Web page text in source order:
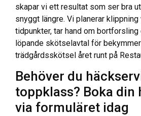
skapar vi ett resultat som ser bra
snyggt längre. Vi planerar
tidpunkter, tar hand om bortforsling
löpande skötselavtal för
trädgårdsskötsel året runt på
Behöver du
toppklass? Boka din
via formuläret idag